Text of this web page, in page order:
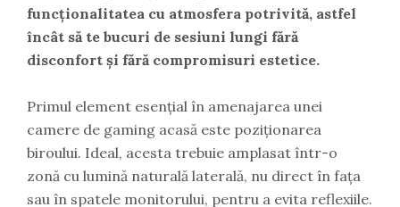
funcționalitatea cu atmosfera potrivită, astfel
încât să te bucuri de sesiuni lungi fără
disconfort și fără compromisuri estetice.
Primul element esențial în amenajarea unei
camere de gaming acasă este poziționarea
biroului. Ideal, acesta trebuie amplasat într-o
zonă cu lumină naturală laterală, nu direct în fața
sau în spatele monitorului, pentru a evita reflexiile.